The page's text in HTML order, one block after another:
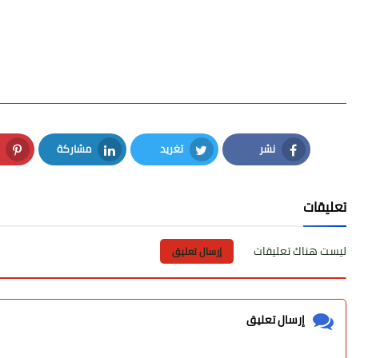
نشر
Facebook
تغريد
Twitter
مشاركة
LinkedIn
تعليقات
ليست هناك تعليقات إرسال تعليق
إرسال تعليق